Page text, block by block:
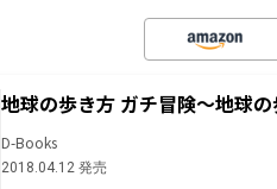
地球の歩き方 ガチ冒険～地球
D-Books
2018.04.12 発売